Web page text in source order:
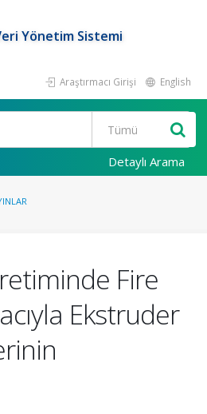
Yönetim Sistemi
Araştırmacı Girişi English
Detaylı Arama
Fire
Ekstruder